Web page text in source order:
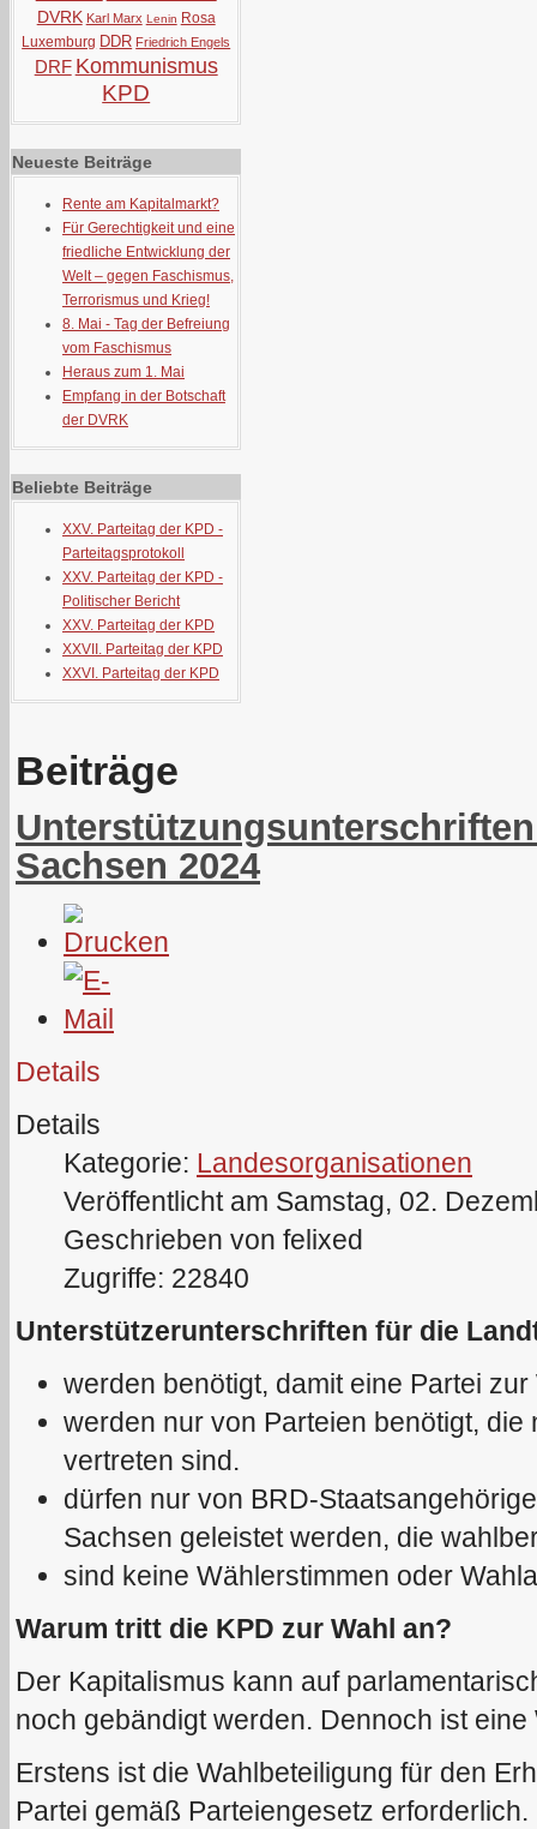
DVRK Karl Marx Lenin Rosa
Luxemburg DDR Friedrich Engels
DRF Kommunismus
KPD
Neueste Beiträge
Rente am Kapitalmarkt?
Für Gerechtigkeit und eine
friedliche Entwicklung der
Welt – gegen Faschismus,
Terrorismus und Krieg!
8. Mai - Tag der Befreiung
vom Faschismus
Heraus zum 1. Mai
Empfang in der Botschaft
der DVRK
Beliebte Beiträge
XXV. Parteitag der KPD -
Parteitagsprotokoll
XXV. Parteitag der KPD -
Politischer Bericht
XXV. Parteitag der KPD
XXVII. Parteitag der KPD
XXVI. Parteitag der KPD
Beiträge
Sachsen 2024
Details
Details
Kategorie: Landesorganisationen
Veröffentlicht am Samstag, 02.
Geschrieben von felixed
Zugriffe: 22840
Unterstützerunterschriften für die
werden benötigt, damit eine Partei
werden nur von Parteien benötigt, die
vertreten sind.
dürfen nur von BRD-
Sachsen geleistet werden, die
sind keine Wählerstimmen oder
Warum tritt die KPD zur Wahl an?
Der Kapitalismus kann auf
noch gebändigt werden. Dennoch ist
Erstens ist die Wahlbeteiligung für den
Partei gemäß Parteiengesetz erforderlich.